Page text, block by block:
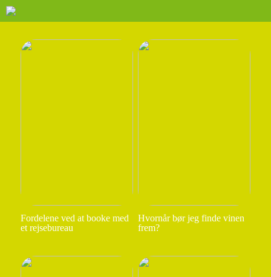
Fordelene ved at booke med
et rejsebureau
Hvornår bør jeg finde vinen
frem?